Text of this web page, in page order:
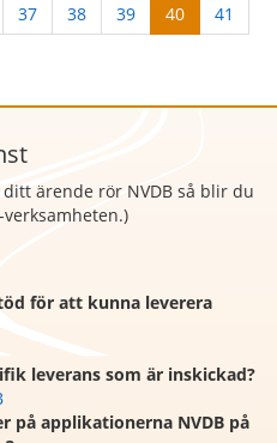
37 38 39 40
41
ditt ärende rör NVDB så blir du
för att kunna leverera
leverans som är inskickad?
på applikationerna NVDB på